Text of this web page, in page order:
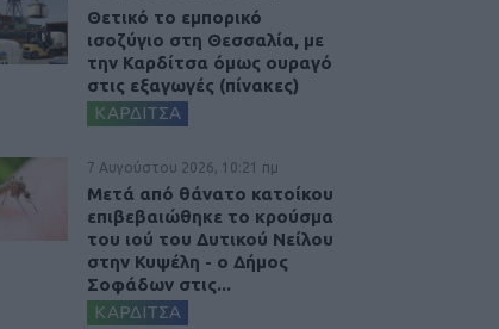
Θετικό το εμπορικό
ισοζύγιο στη Θεσσαλία, με
την Καρδίτσα όμως ουραγό
στις εξαγωγές (πίνακες)
ΚΑΡΔΙΤΣΑ
7 Αυγούστου 2026, 10:21 πμ
Μετά από θάνατο κατοίκου
επιβεβαιώθηκε το κρούσμα
του ιού του Δυτικού Νείλου
στην Κυψέλη - ο Δήμος
Σοφάδων στις...
ΚΑΡΔΙΤΣΑ